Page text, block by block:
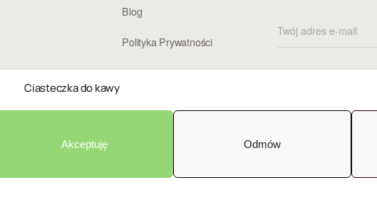
Ciasteczka do kawy
Akceptuję Odmów
Blog
Polityka Prywatności